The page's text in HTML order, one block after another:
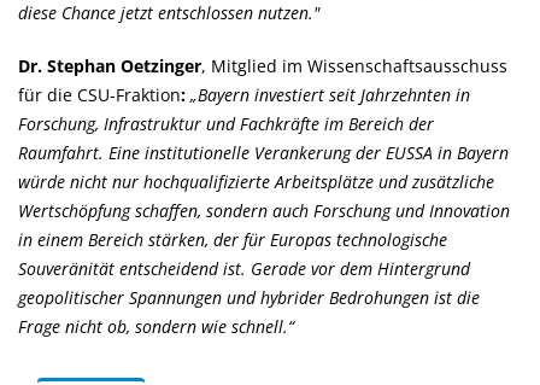
diese Chance jetzt entschlossen nutzen."
Dr. Stephan Oetzinger, Mitglied im Wissenschaftsausschuss
für die CSU-Fraktion: Bayern investiert seit Jahrzehnten in
Forschung, Infrastruktur und Fachkräfte im Bereich der
Raumfahrt. Eine institutionelle Verankerung der EUSSA in Bayern
würde nicht nur hochqualifizierte Arbeitsplätze und zusätzliche
Wertschöpfung schaffen, sondern auch Forschung und Innovation
in einem Bereich stärken, der für Europas technologische
Souveränität entscheidend ist. Gerade vor dem Hintergrund
geopolitischer Spannungen und hybrider Bedrohungen ist die
Frage nicht ob, sondern wie schnell.“